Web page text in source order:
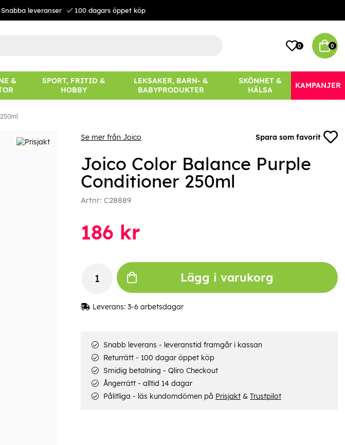
leveranser 100 dagars öppet köp
0 0
&
SPORT, FRITID &
HOBBY
LEKSAKER, BARN- &
BABYPRODUKTER
SKÖNHET &
HÄLSA
KAMPANJER
Se mer från Joico Spara som favorit
Joico Color Balance Purple
Conditioner 250ml
Artnr: C28889
186 kr
Lägg i varukorg
Leverans: 3-6 arbetsdagar
Snabb leverans - leveranstid framgår i kassan
Returrätt - 100 dagar öppet köp
Smidig betalning - Qliro Checkout
Ångerrätt - alltid 14 dagar
Pålitliga - läs kundomdömen på Prisjakt& Trustpilot